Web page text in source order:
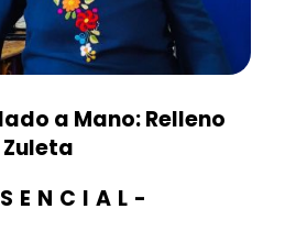
a Mano:Relleno
Zuleta